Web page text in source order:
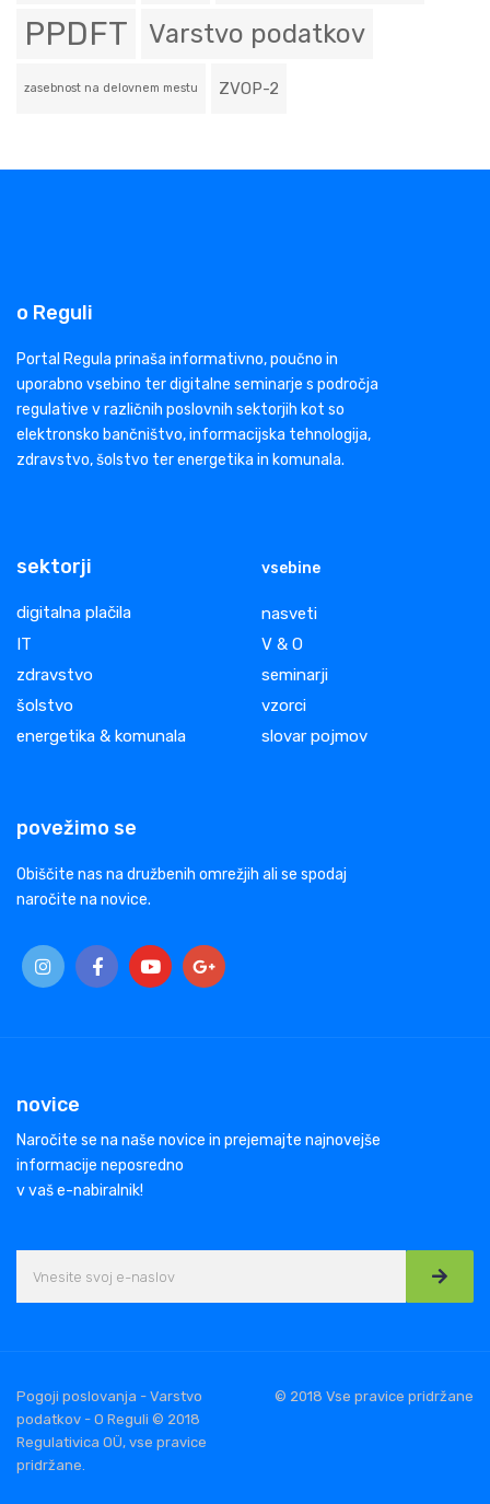
PPDFT Varstvo podatkov
zasebnost na delovnem mestu ZVOP-2
o Reguli
Portal Regula prinaša informativno, poučno in
uporabno vsebino ter digitalne seminarje s področja
regulative v različnih poslovnih sektorjih kot so
elektronsko bančništvo, informacijska tehnologija,
zdravstvo, šolstvo ter energetika in komunala.
sektorji
digitalna plačila
IT
zdravstvo
šolstvo
energetika & komunala
vsebine
nasveti
V & O
seminarji
vzorci
slovar pojmov
povežimo se
Obiščite nas na družbenih omrežjih ali se spodaj
naročite na novice.
novice
Naročite se na naše novice in prejemajte najnovejše
informacije neposredno
v vaš e-nabiralnik!
Pogoji poslovanja - Varstvo
podatkov - O Reguli © 2018
Regulativica OÜ, vse pravice
pridržane.
© 2018 Vse pravice pridržane